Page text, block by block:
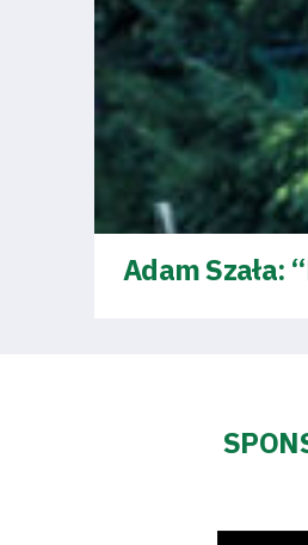
Fundacja
Biznes
Sponsorzy
prywatności
Adam Szała: